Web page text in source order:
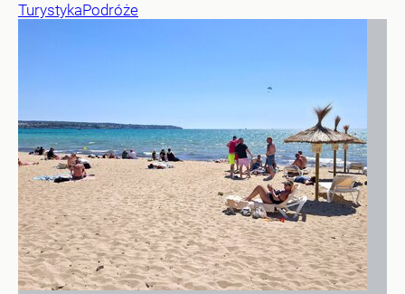
TurystykaPodróże